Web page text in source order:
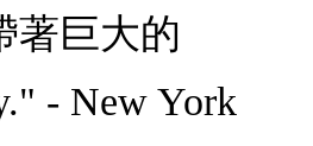
著巨大的
- New York